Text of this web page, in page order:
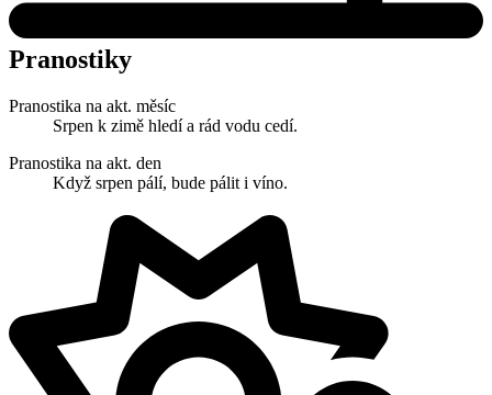
Pranostiky
Pranostika na akt. měsíc
Srpen k zimě hledí a rád vodu cedí.
Pranostika na akt. den
Když srpen pálí, bude pálit i víno.